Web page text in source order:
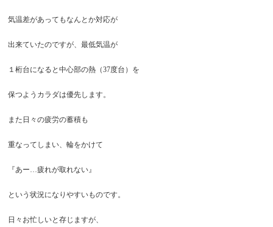
気温差があってもなんとか対応が
出来ていたのですが、最低気温が
１桁台になると中心部の熱（37度台）を
保つようカラダは優先します。
また日々の疲労の蓄積も
重なってしまい、輪をかけて
『あー…疲れが取れない』
という状況になりやすいものです。
日々お忙しいと存じますが、